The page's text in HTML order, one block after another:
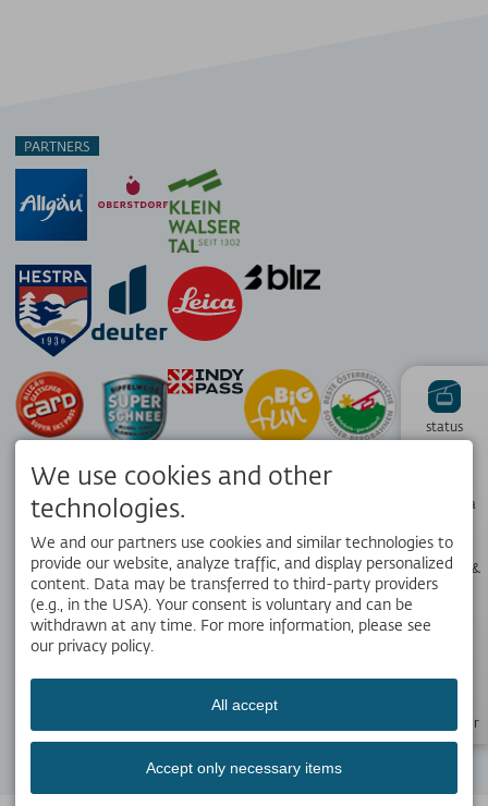
status
panorama
Webcams &
Weather
Newsletter
PARTNERS
APP
Your local travel companion. Get the free OK Bergbahnen app!
We use cookies and other
technologies.
We and our partners use cookies and similar technologies to
provide our website, analyze traffic, and display personalized
content. Data may be transferred to third-party providers
(e.g., in the USA). Your consent is voluntary and can be
withdrawn at any time. For more information, please see
our privacy policy.
All accept
Accept only necessary items